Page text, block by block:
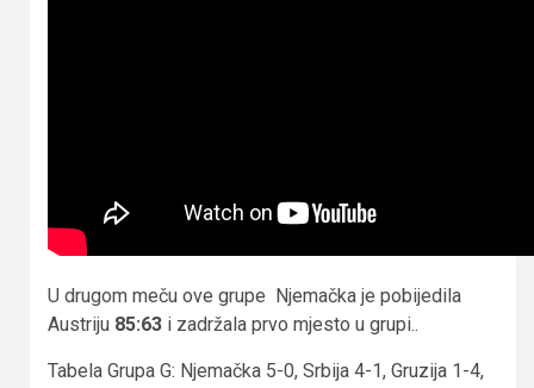
U drugom meču ove grupe Njemačka je pobijedila
Austriju 85:63 i zadržala prvo mjesto u grupi..
Tabela Grupa G: Njemačka 5-0, Srbija 4-1, Gruzija 1-4,